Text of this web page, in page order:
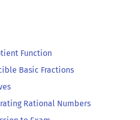
Function
Basic Fractions
Rational Numbers